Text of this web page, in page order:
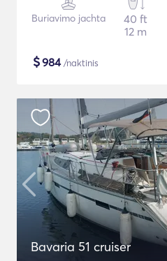
Buriavimo jachta
40 ft
12 m
$984/naktinis
Bavaria 51 cruiser